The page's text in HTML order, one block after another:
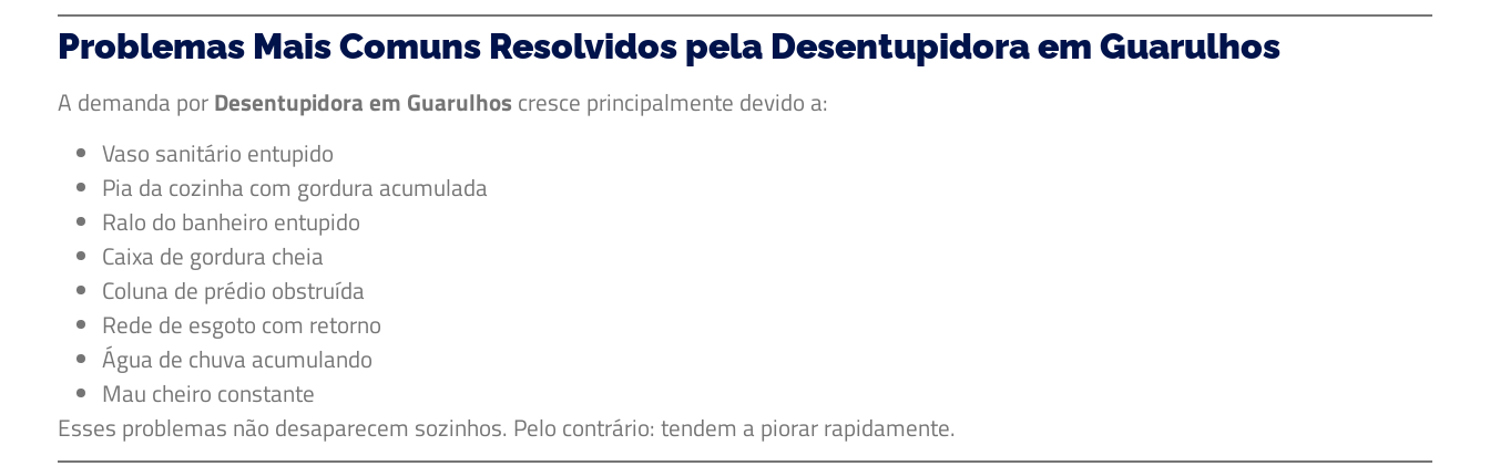
Problemas Mais Comuns Resolvidos pela Desentupidora em Guarulhos
A demanda porDesentupidora em Guarulhos cresce principalmente devido a:
Vaso sanitário entupido
Pia da cozinha com gordura acumulada
Ralo do banheiro entupido
Caixa de gordura cheia
Coluna de prédio obstruída
Rede de esgoto com retorno
Água de chuva acumulando
Mau cheiro constante
Esses problemas não desaparecem sozinhos. Pelo contrário: tendem a piorar rapidamente.